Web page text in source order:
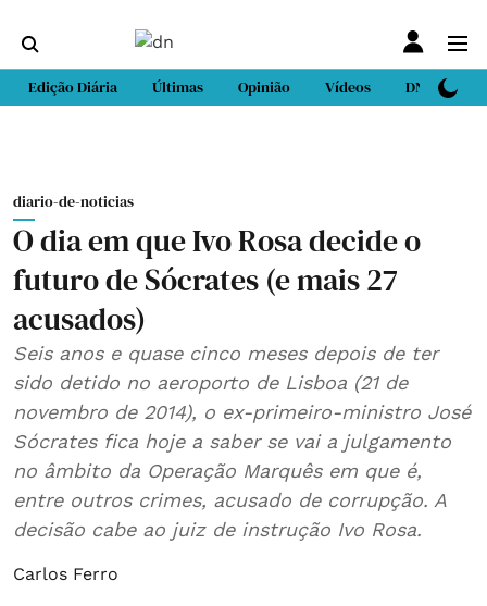
Edição Diária Últimas Opinião Vídeos DN Sport
diario-de-noticias
O dia em que Ivo Rosa decide o
futuro de Sócrates (e mais 27
acusados)
Seis anos e quase cinco meses depois de ter
sido detido no aeroporto de Lisboa (21 de
novembro de 2014), o ex-primeiro-ministro José
Sócrates fica hoje a saber se vai a julgamento
no âmbito da Operação Marquês em que é,
entre outros crimes, acusado de corrupção. A
decisão cabe ao juiz de instrução Ivo Rosa.
Carlos Ferro